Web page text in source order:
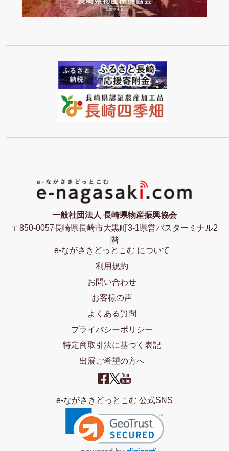
一般社団法人 長崎県物産振興協会
〒850-0057長崎県長崎市大黒町3-1県営バスターミナル2
階
e-ながさきどっとこむ について
利用規約
お問い合わせ
お客様の声
よくある質問
プライバシーポリシー
特定商取引法に基づく表記
出展ご希望の方へ
e-ながさきどっとこむ 公式SNS